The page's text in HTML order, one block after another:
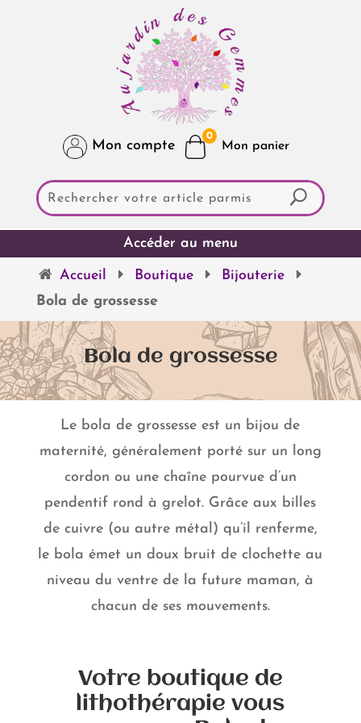
Mon compte
0
Accueil Boutique
Bijouterie
Bola de grossesse
Bola de grossesse
Le bola de grossesse est un bijou de
maternité, généralement porté sur un long
cordon ou une chaîne pourvue d’un
pendentif rond à grelot. Grâce aux billes
de cuivre (ou autre métal) qu’il renferme,
le bola émet un doux bruit de clochette au
niveau du ventre de la future maman, à
chacun de ses mouvements.
Votre boutique de
lithothérapie vous